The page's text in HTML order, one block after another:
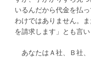
いるんだから代金を払
わけではありません。
を請求します」とも言い
あなたはＡ社、Ｂ社、